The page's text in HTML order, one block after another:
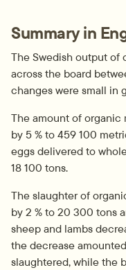
Summary in
The Swedish output of
across the board
changes were small in
The amount of organic
by 5 % to 459 100
eggs delivered to
18 100 tons.
The slaughter of
by 2 % to 20 300
sheep and lambs
the decrease amounted
slaughtered, while the